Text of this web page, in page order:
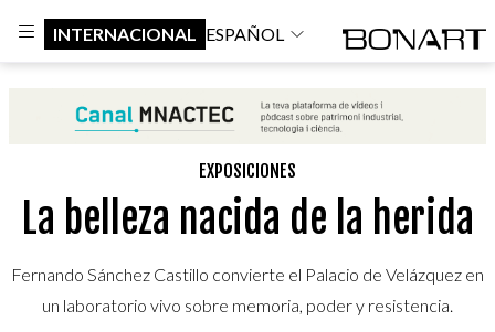
INTERNACIONAL ESPAÑOL
EXPOSICIONES
La belleza nacida de la herida
Fernando Sánchez Castillo convierte el Palacio de Velázquez en
un laboratorio vivo sobre memoria, poder y resistencia.